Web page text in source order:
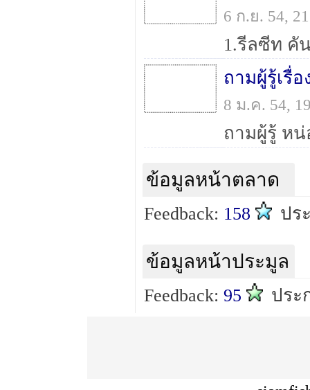
6 ก.ย. 54,
ถามผู้รู้เรื่อ
8 ม.ค. 54,
ข้อมูลหน้าตลาด
Feedback: 158 ปร
ข้อมูลหน้าประมูล
Feedback: 95 ปร